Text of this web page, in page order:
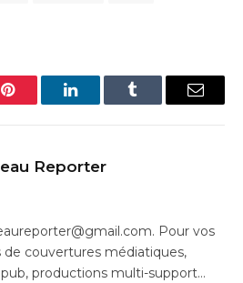
Pinterest LinkedInTumblr Email
Reporter
Pour vos
de couvertures médiatiques,
productions multi-support…